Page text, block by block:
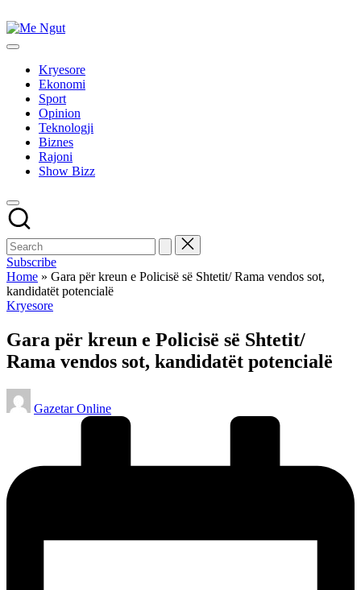
to
content
Me
Këtu
lajmet
ngut
Kryesore
Ekonomi
Sport
Opinion
Teknologji
Biznes
Rajoni
Show Bizz
Subscribe
Home » Gara për kreun e Policisë së Shtetit/ Rama vendos sot,
kandidatët potencialë
Posted
Kryesore
Gara për kreun e Policisë së Shtetit/
Rama vendos sot, kandidatët potencialë
Posted
by
Gazetar Online